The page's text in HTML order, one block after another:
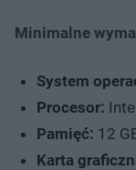
Minimalne
System
Procesor:
Pamięć: 12
Karta